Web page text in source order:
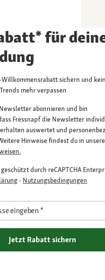
für
sichern und
mehr verpassen
abonnieren und bin
Fressnapf die Newsletter
auswertet und
Hinweise findest du in
durch reCAPTCHA
- Nutzungsbedingungen
eingeben*
Jetzt Rabatt sichern